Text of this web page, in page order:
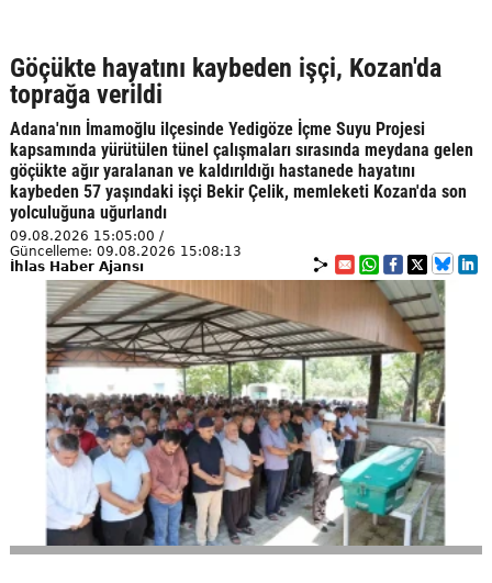
Göçükte hayatını kaybeden işçi, Kozan'da
toprağa verildi
Adana'nın İmamoğlu ilçesinde Yedigöze İçme Suyu Projesi
kapsamında yürütülen tünel çalışmaları sırasında meydana gelen
göçükte ağır yaralanan ve kaldırıldığı hastanede hayatını
kaybeden 57 yaşındaki işçi Bekir Çelik, memleketi Kozan'da son
yolculuğuna uğurlandı
09.08.2026 15:05:00 /
Güncelleme: 09.08.2026 15:08:13
İhlas Haber Ajansı